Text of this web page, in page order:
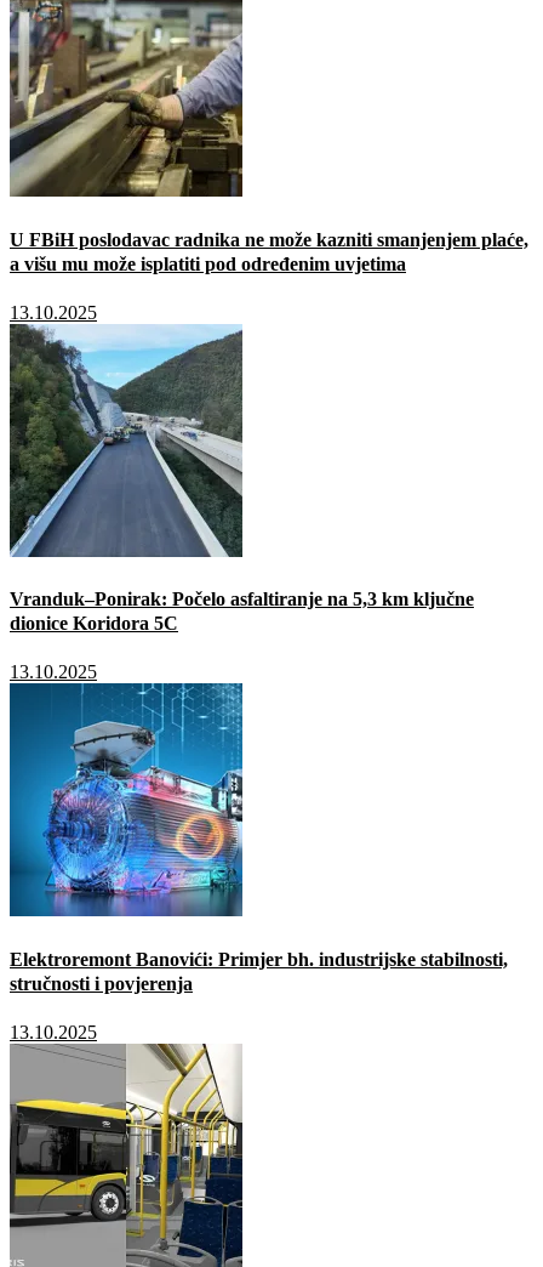
U FBiH poslodavac radnika ne može kazniti smanjenjem plaće,
a višu mu može isplatiti pod određenim uvjetima
13.10.2025
Vranduk–Ponirak: Počelo asfaltiranje na 5,3 km ključne
dionice Koridora 5C
13.10.2025
Elektroremont Banovići: Primjer bh. industrijske stabilnosti,
stručnosti i povjerenja
13.10.2025